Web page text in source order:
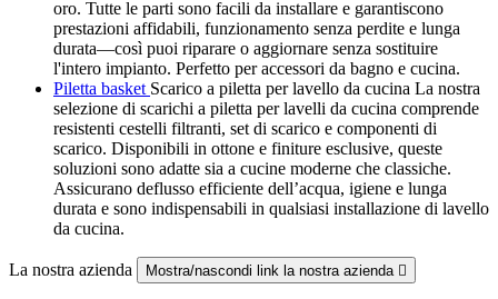
oro. Tutte le parti sono facili da installare e garantiscono
prestazioni affidabili, funzionamento senza perdite e lunga
durata—così puoi riparare o aggiornare senza sostituire
l'intero impianto. Perfetto per accessori da bagno e cucina.
Piletta basket Scarico a piletta per lavello da cucina La nostra
selezione di scarichi a piletta per lavelli da cucina comprende
resistenti cestelli filtranti, set di scarico e componenti di
scarico. Disponibili in ottone e finiture esclusive, queste
soluzioni sono adatte sia a cucine moderne che classiche.
Assicurano deflusso efficiente dell’acqua, igiene e lunga
durata e sono indispensabili in qualsiasi installazione di lavello
da cucina.
La nostra azienda Mostra/nascondi link la nostra azienda 